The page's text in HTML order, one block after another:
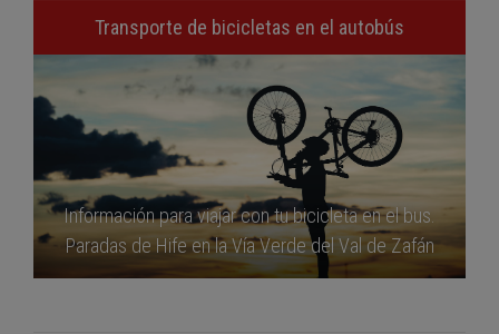
Transporte de bicicletas en el autobús
Información para viajar con tu bicicleta en el bus.
Paradas de Hife en la Vía Verde del Val de Zafán